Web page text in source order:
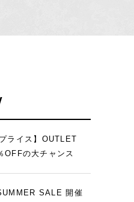
ライス】OUTLET
OFFの大チャンス
SALE 開催